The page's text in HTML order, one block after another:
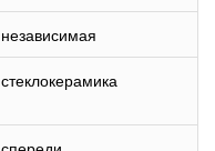
независимая
стеклокерамика